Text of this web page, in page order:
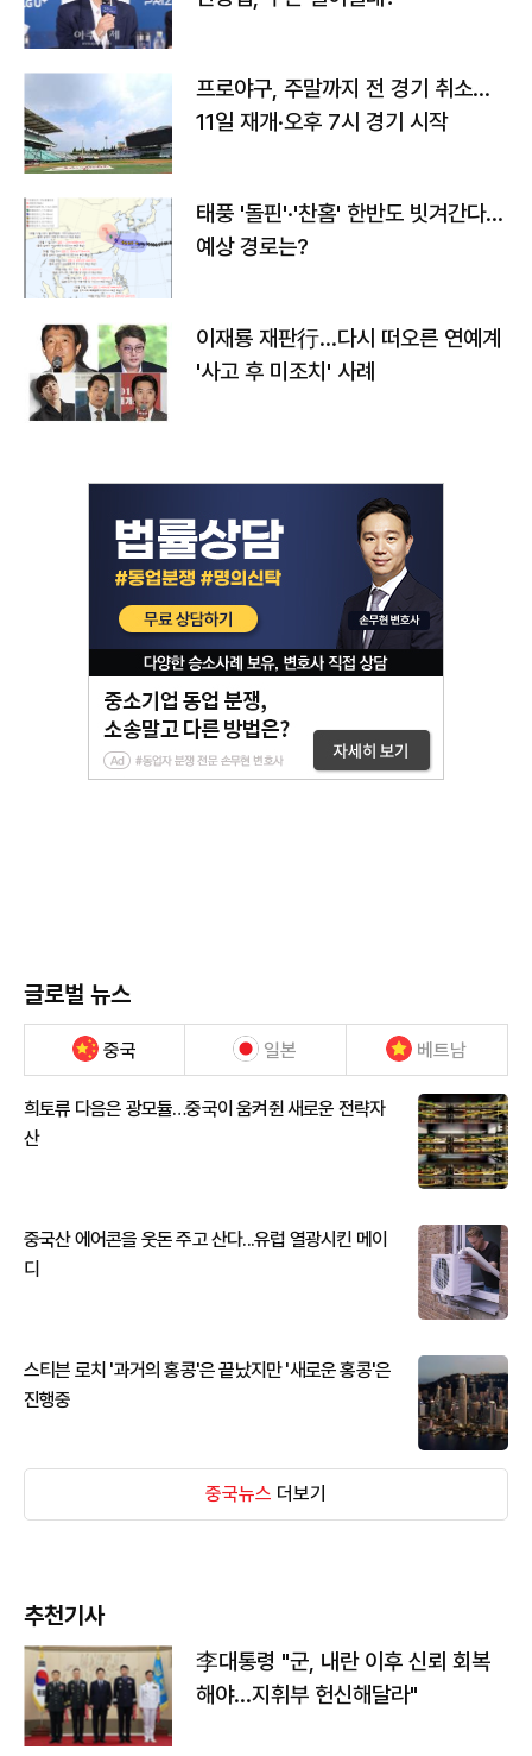
프로야구, 주말까지 전 경기 취소…
11일 재개·오후 7시 경기 시작
태풍 '돌핀'·'찬홈' 한반도 빗겨간다…
예상 경로는?
이재룡 재판行…다시 떠오른 연예계
'사고 후 미조치' 사례
글로벌 뉴스
중국 일본 베트남
희토류 다음은 광모듈…중국이 움켜쥔 새로운 전략자
산
중국산 에어콘을 웃돈 주고 산다...유럽 열광시킨 메이
디
스티븐 로치 '과거의 홍콩'은 끝났지만 '새로운 홍콩'은
진행중
중국뉴스 더보기
추천기사
李대통령 "군, 내란 이후 신뢰 회복
해야…지휘부 헌신해달라"